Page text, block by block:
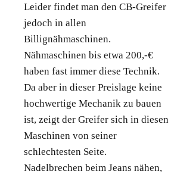
Leider findet man den CB-Greifer
jedoch in allen
Billignähmaschinen.
Nähmaschinen bis etwa 200,-€
haben fast immer diese Technik.
Da aber in dieser Preislage keine
hochwertige Mechanik zu bauen
ist, zeigt der Greifer sich in diesen
Maschinen von seiner
schlechtesten Seite.
Nadelbrechen beim Jeans nähen,